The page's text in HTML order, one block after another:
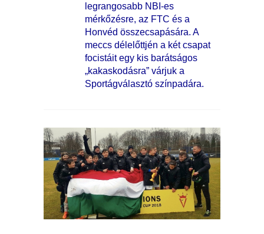
legrangosabb NBI-es
mérkőzésre, az FTC és a
Honvéd összecsapására. A
meccs délelőttjén a két csapat
focistáit egy kis barátságos
„kakaskodásra” várjuk a
Sportágválasztó színpadára.